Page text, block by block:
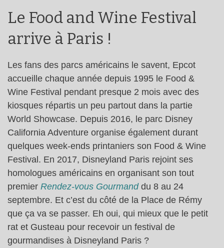
Le Food and Wine Festival
arrive à Paris !
Les fans des parcs américains le savent, Epcot
accueille chaque année depuis 1995 le Food &
Wine Festival pendant presque 2 mois avec des
kiosques répartis un peu partout dans la partie
World Showcase. Depuis 2016, le parc Disney
California Adventure organise également durant
quelques week-ends printaniers son Food & Wine
Festival. En 2017, Disneyland Paris rejoint ses
homologues américains en organisant son tout
premier Rendez-vous Gourmanddu 8 au 24
septembre. Et c’est du côté de la Place de Rémy
que ça va se passer. Eh oui, qui mieux que le petit
rat et Gusteau pour recevoir un festival de
gourmandises à Disneyland Paris ?